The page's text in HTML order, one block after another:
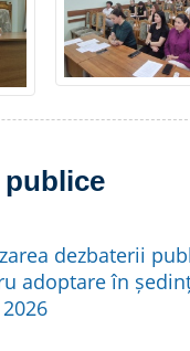
publice
dezbaterii
adoptare în